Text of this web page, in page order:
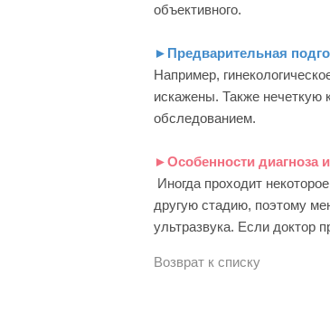
объективного.
►Предварительная
Например,
искажены. Также нечеткую
обследованием.
►Особенности диагноза
Иногда проходит
другую стадию, поэтому
ультразвука. Если доктор
Возврат к списку